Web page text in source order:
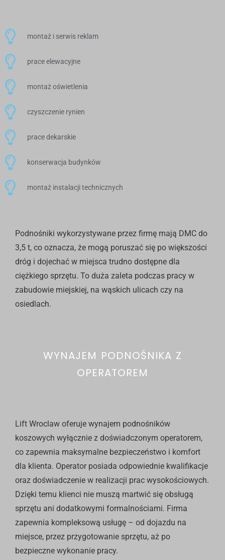
montaż i serwis reklam
prace elewacyjne
montaż oświetlenia
czyszczenie rynien
prace dekarskie
konserwacja budynków
montaż instalacji technicznych
Podnośniki wykorzystywane przez firmę mają DMC do
3,5 t, co oznacza, że mogą poruszać się po większości
dróg i dojechać w miejsca trudno dostępne dla
ciężkiego sprzętu. To duża zaleta podczas pracy w
zabudowie miejskiej, na wąskich ulicach czy na
osiedlach.
WYNAJEM PODNOŚNIKA Z
OPERATOREM
Lift Wroclaw oferuje wynajem podnośników
koszowych wyłącznie z doświadczonym operatorem,
co zapewnia maksymalne bezpieczeństwo i komfort
dla klienta. Operator posiada odpowiednie kwalifikacje
oraz doświadczenie w realizacji prac wysokościowych.
Dzięki temu klienci nie muszą martwić się obsługą
sprzętu ani dodatkowymi formalnościami. Firma
zapewnia kompleksową usługę – od dojazdu na
miejsce, przez przygotowanie sprzętu, aż po
bezpieczne wykonanie pracy.